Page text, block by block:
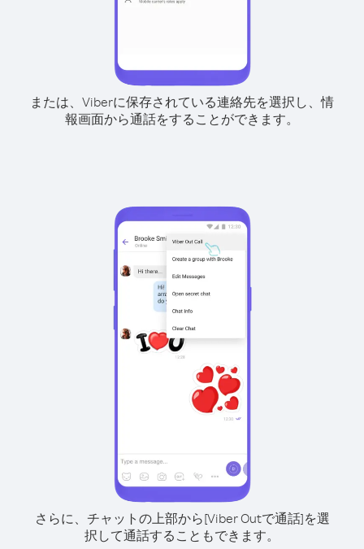
または、Viberに保存されている連絡先を選択し、情
報画面から通話をすることができます。
さらに、チャットの上部から[Viber Outで通話]を選
択して通話することもできます。